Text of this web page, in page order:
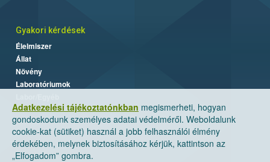
Adatkezelési tájékoztatónkban megismerheti, hogyan
gondoskodunk személyes adatai védelméről. Weboldalunk
cookie-kat (sütiket) használ a jobb felhasználói élmény
érdekében, melynek biztosításához kérjük, kattintson az
„Elfogadom” gombra.
Gyakori kérdések
Élelmiszer
Állat
Növény
Laboratóriumok